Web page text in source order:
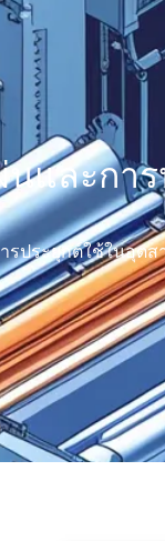
และการ
ประยุกต์ใช้ในอุตส